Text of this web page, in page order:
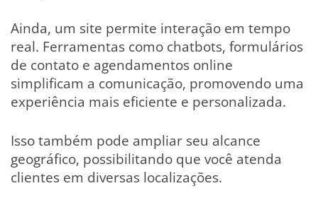
Ainda, um site permite interação em tempo
real. Ferramentas como chatbots, formulários
de contato e agendamentos online
simplificam a comunicação, promovendo uma
experiência mais eficiente e personalizada.
Isso também pode ampliar seu alcance
geográfico, possibilitando que você atenda
clientes em diversas localizações.